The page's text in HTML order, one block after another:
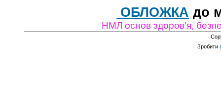
ОБЛОЖКА до
НМЛ основ здоров'я,
Зробити